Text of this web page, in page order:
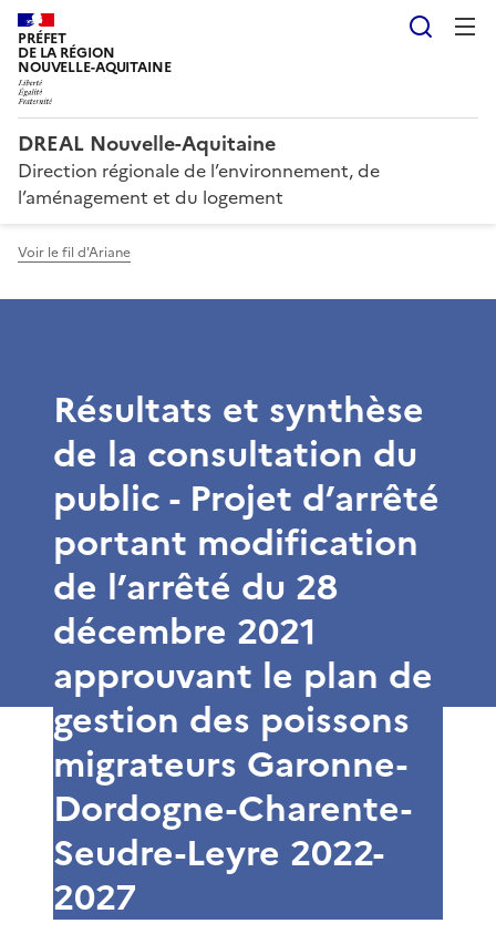
PRÉFET
DE LA RÉGION
NOUVELLE-AQUITAINE
DREAL Nouvelle-Aquitaine
Direction régionale de l’environnement, de
l’aménagement et du logement
Voir le fil d'Ariane
Résultats et synthèse
de la consultation du
public - Projet d’arrêté
portant modification
de l’arrêté du 28
décembre 2021
approuvant le plan de
gestion des poissons
migrateurs Garonne-
Dordogne-Charente-
Seudre-Leyre 2022-
2027